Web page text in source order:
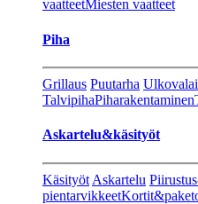
vaatteetMiesten vaatteet
Piha
Grillaus Puutarha
TalvipihaPiharakentaminen
Askartelu&käsityöt
Käsityöt Askartelu
pientarvikkeet